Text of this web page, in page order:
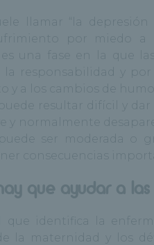
llamar “la
por miedo
una fase en la que
responsabilidad y
y a los cambios de
resultar difícil y
y normalmente
ser moderada o
consecuencias
que ayudar a
que identifica la
la maternidad y los